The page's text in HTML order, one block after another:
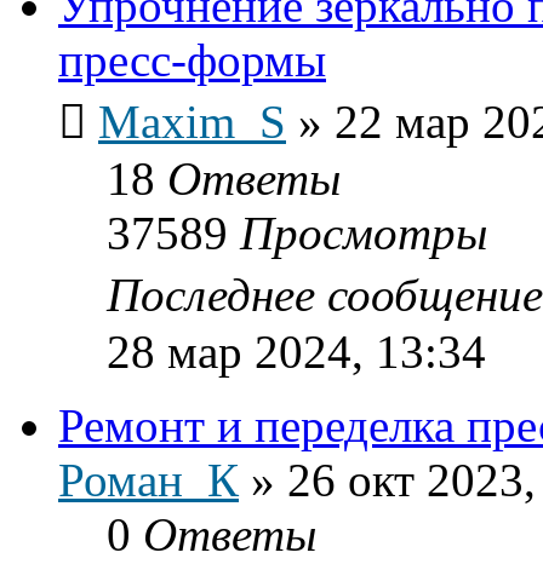
пресс-формы
Maxim_S » 22 мар
18 Ответы
37589 Просмотры
Последнее
28 мар 2024, 13:34
Ремонт и переделка
Роман_К » 26 окт
0 Ответы